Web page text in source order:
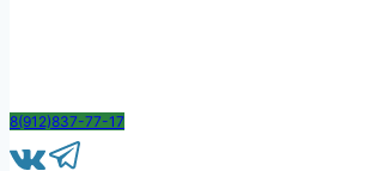
8(912)837-77-17